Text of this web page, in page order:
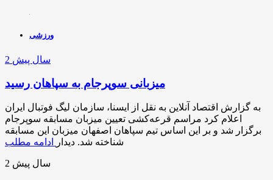
ورزشی
2 سال پیش
میزبانی سوپرجام به سپاهان رسید
به گزارش اقتصاد آنلاین به نقل از ایسنا، سازمان لیگ فوتبال ایران
اعلام کرد مراسم قرعه‌کشی تعیین میزبان مسابقه سوپرجام
برگزار شد و بر این اساس تیم سپاهان اصفهان میزبان این مسابقه
شناخته شد. دیدار
ادامه مطلب
2 سال پیش